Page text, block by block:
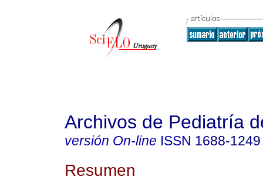
Archivos de Pediatría
versión On-line ISSN 1688-1249
Resumen